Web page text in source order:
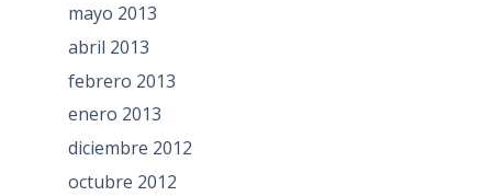
mayo 2013
abril 2013
febrero 2013
enero 2013
diciembre 2012
octubre 2012